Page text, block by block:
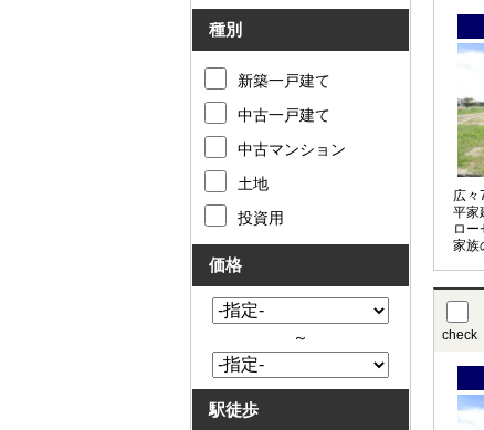
広々
平家
ロ
家族
check
種別
新築一戸建て
中古一戸建て
中古マンション
土地
投資用
価格
～
駅徒歩